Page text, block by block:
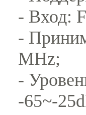
- Вход:
-
MHz;
-
-65~-